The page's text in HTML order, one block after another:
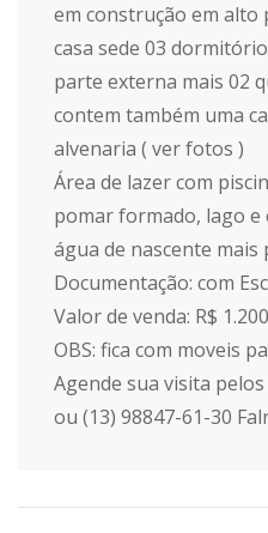
em construção em alto
casa sede 03
parte externa mais 02
contem também uma
alvenaria ( ver fotos )
Área de lazer com
pomar formado, lago e
água de nascente
Documentação: com
Valor de venda: R$
OBS: fica com moveis
Agende sua visita
ou (13) 98847-61-30